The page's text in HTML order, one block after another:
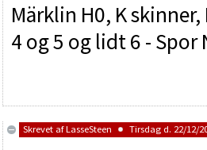
Märklin H0, K
4 og 5 og lidt 6 - Spor
Skrevet afLasseSteen Tirsdag d. 22/12/